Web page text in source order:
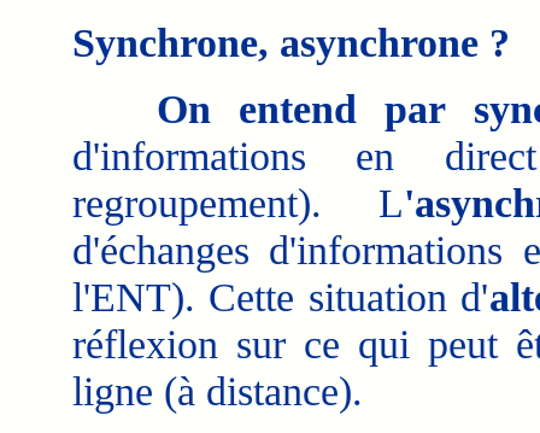
Synchrone, asynchrone ?
On entend par
d'informations en
regroupement). L
d'échanges
l'ENT). Cette situation d'
réflexion sur ce qui peut
ligne (à distance).